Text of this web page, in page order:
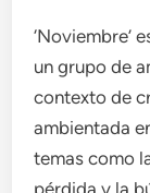
‘Noviembre’
un grupo de
contexto de
ambientada
temas como
pérdida y la